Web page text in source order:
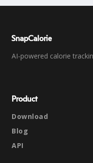
SnapCalorie
AI-powered calorie
Product
Download
Blog
API